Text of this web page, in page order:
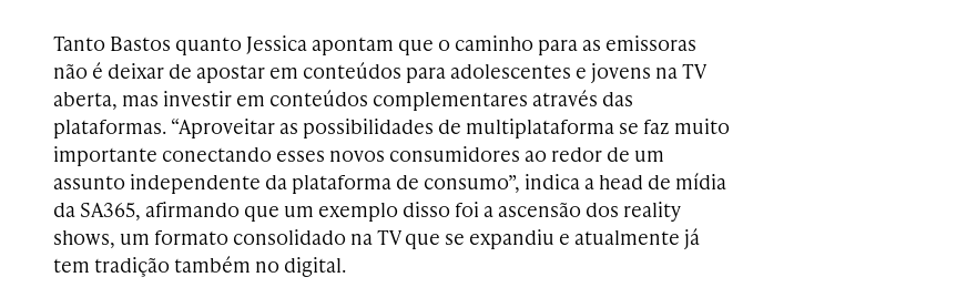
Tanto Bastos quanto Jessica apontam que o caminho para as emissoras
não é deixar de apostar em conteúdos para adolescentes e jovens na TV
aberta, mas investir em conteúdos complementares através das
plataformas. “Aproveitar as possibilidades de multiplataforma se faz muito
importante conectando esses novos consumidores ao redor de um
assunto independente da plataforma de consumo”, indica a head de mídia
da SA365, afirmando que um exemplo disso foi a ascensão dos reality
shows, um formato consolidado na TV que se expandiu e atualmente já
tem tradição também no digital.